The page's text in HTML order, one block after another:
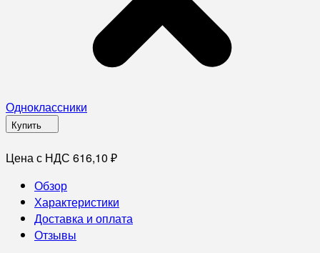
Одноклассники
Купить
Цена с НДС 616,10 ₽
Обзор
Характеристики
Доставка и оплата
Отзывы